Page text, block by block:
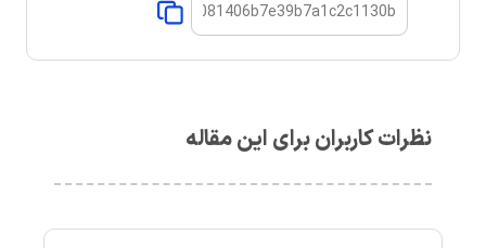
نظرات کاربران برای این مقاله